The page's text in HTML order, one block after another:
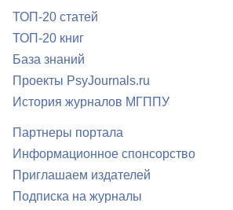
ТОП-20 статей
ТОП-20 книг
База знаний
Проекты PsyJournals.ru
История журналов МГППУ
Партнеры портала
Информационное спонсорство
Приглашаем издателей
Подписка на журналы